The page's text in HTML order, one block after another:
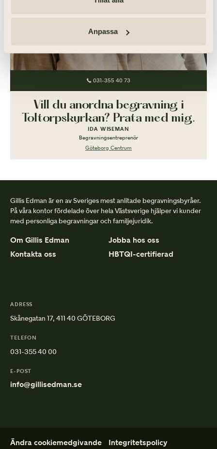
Anpassa
031-355 40 73
Vill du anordna begravning i
Toltorpskyrkan? Prata med mig.
IDA WISEMAN
Begravningsentreprenör
Göteborg Centrum
Gillis Edman är en av Sveriges mest anlitade begravningsbyråer.
På våra kontor fördelade över hela Västsverige hjälper vi kunder
med personliga begravningar och familjejuridik.
Om Gillis Edman
Jobba hos oss
Kontakta oss
HBTQI-certifierad
ADRESS
Skånegatan 17, 411 40 GÖTEBORG
TELEFON
031-355 40 00
E-POST
info@gillisedman.se
Ändra cookiemedgivande Integritetspolicy